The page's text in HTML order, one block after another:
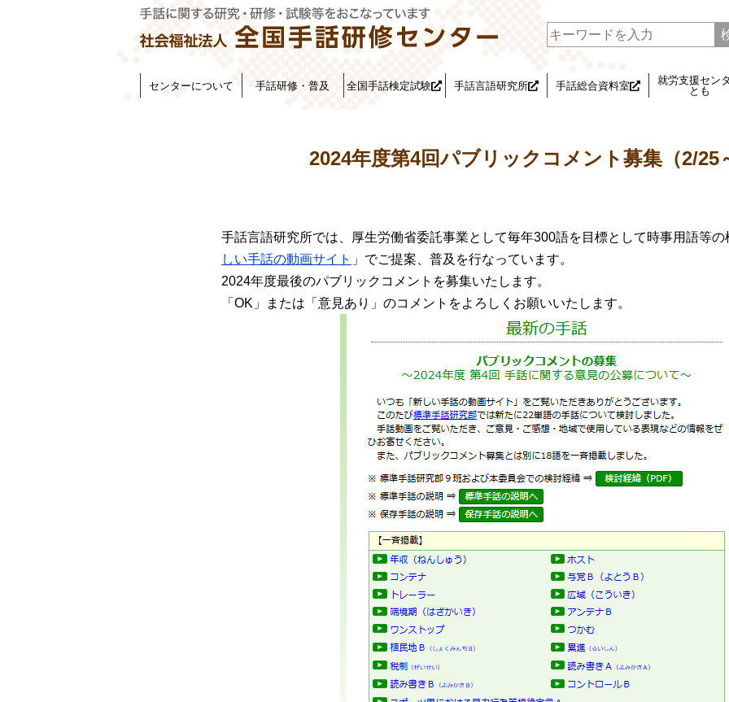
センターについて 手話研修・普及 全国手話検定試験 手話言語研究所 手話総合資料室
就労支援セン
とも
2024年度第4回パブリックコメント募集（2/25
手話言語研究所では、厚生労働省委託事業として毎年300語を目標として時事用語等
しい手話の動画サイト 」でご提案、普及を行なっています。
2024年度最後のパブリックコメントを募集いたします。
「OK」または「意見あり」のコメントをよろしくお願いいたします。